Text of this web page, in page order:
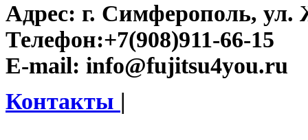
Адрес: г. Симферополь, ул.
Телефон:+7(908)911-66-15
E-mail: info@fujitsu4you.ru
Контакты |